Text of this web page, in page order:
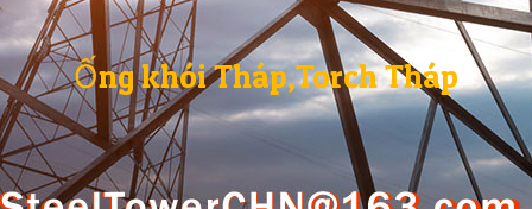
Ống khói Tháp,Torch Tháp